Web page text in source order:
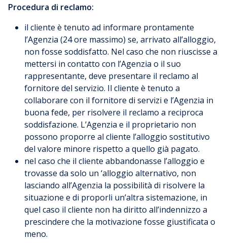
Procedura di reclamo:
il cliente è tenuto ad informare prontamente
l’Agenzia (24 ore massimo) se, arrivato all’alloggio,
non fosse soddisfatto. Nel caso che non riuscisse a
mettersi in contatto con l’Agenzia o il suo
rappresentante, deve presentare il reclamo al
fornitore del servizio. Il cliente è tenuto a
collaborare con il fornitore di servizi e l’Agenzia in
buona fede, per risolvere il reclamo a reciproca
soddisfazione. L’Agenzia e il proprietario non
possono proporre al cliente l’alloggio sostitutivo
del valore minore rispetto a quello già pagato.
nel caso che il cliente abbandonasse l’alloggio e
trovasse da solo un ‘alloggio alternativo, non
lasciando all’Agenzia la possibilità di risolvere la
situazione e di proporli un’altra sistemazione, in
quel caso il cliente non ha diritto all’indennizzo a
prescindere che la motivazione fosse giustificata o
meno.